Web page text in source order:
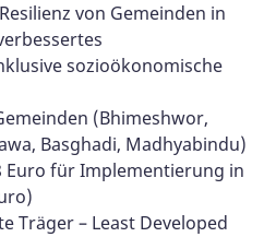
von Gemeinden in
sozioökonomische
(Bhimeshwor,
Basghadi, Madhyabindu)
Euro für Implementierung in
Träger – Least Developed